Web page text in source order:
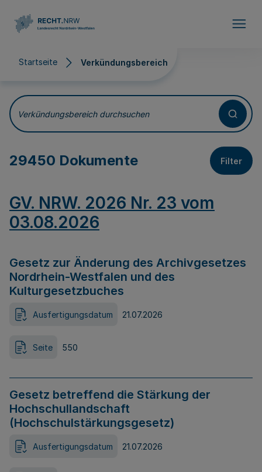
Startseite Verkündungsbereich
Verkündungsbereich
Verkündungsbereich durchsuchen
29450 Dokumente Filter
GV. NRW. 2026 Nr. 23 vom
03.08.2026
Gesetz zur Änderung des Archivgesetzes
Nordrhein-Westfalen und des
Kulturgesetzbuches
Ausfertigungsdatum 21.07.2026
Seite 550
Gesetz betreffend die Stärkung der
Hochschullandschaft
(Hochschulstärkungsgesetz)
Ausfertigungsdatum 21.07.2026